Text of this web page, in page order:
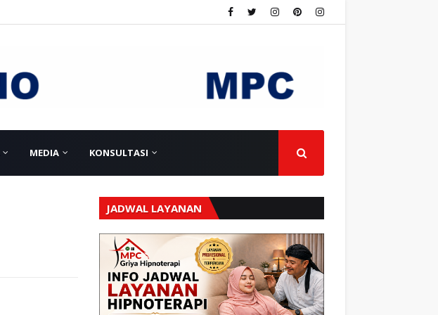
MEDIA KONSULTASI
JADWAL LAYANAN